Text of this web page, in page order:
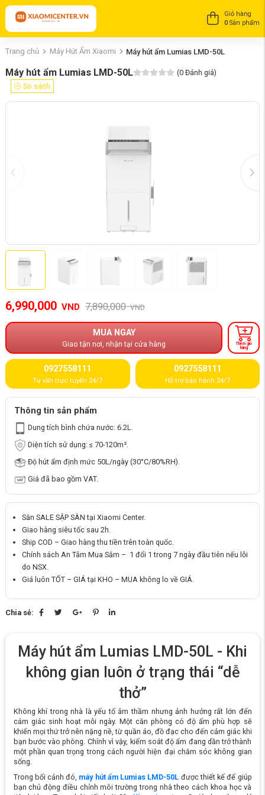
Giỏ hàng
0 Sản phẩm
Trang chủ Máy Hút Ẩm Xiaomi Máy hút ẩm Lumias LMD-50L
Máy hút ẩm Lumias LMD-50L (0 Đánh giá)
So sánh
6,990,000 VND 7,890,000VND
MUA NGAY
Giao tận nơi, nhận tại cửa hàng
Thêm giỏ
hàng
0927558111
Tư vấn trực tuyến 24/7
0927558111
Hỗ trợ bảo hành 24/7
Thông tin sản phẩm
Dung tích bình chứa nước: 6.2L.
Diện tích sử dụng: ≤ 70-120m².
Độ hút ẩm định mức 50L/ngày (30°C/80%RH).
Giá đã bao gồm VAT.
Săn SALE SẬP SÀN tại Xiaomi Center.
Giao hàng siêu tốc sau 2h.
Ship COD – Giao hàng thu tiền trên toàn quốc.
Chính sách An Tâm Mua Sắm – 1 đổi 1 trong 7 ngày đầu tiên nếu lỗi
do NSX.
Giá luôn TỐT – GIÁ tại KHO – MUA không lo về GIÁ.
Chia sẻ:
Máy hút ẩm Lumias LMD-50L - Khi
không gian luôn ở trạng thái “dễ
thở”
Không khí trong nhà là yếu tố âm thầm nhưng ảnh hưởng rất lớn đến
cảm giác sinh hoạt mỗi ngày. Một căn phòng có độ ẩm phù hợp sẽ
khiến mọi thứ trở nên nặng nề, từ quần áo, đồ đạc cho đến cảm giác khi
bạn bước vào phòng. Chính vì vậy, kiểm soát độ ẩm đang dần trở thành
một phần quan trọng trong cách người hiện đại chăm sóc không gian
sống.
Trong bối cảnh đó, máy hút ẩm Lumias LMD-50L được thiết kế để giúp
bạn chủ động điều chỉnh môi trường trong nhà theo cách khoa học và